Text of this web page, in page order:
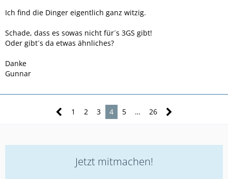
Ich find die Dinger eigentlich ganz witzig.
Schade, dass es sowas nicht für´s 3GS gibt!
Oder gibt´s da etwas ähnliches?
Danke
Gunnar
1 2 3 4 5 … 26
Jetzt mitmachen!